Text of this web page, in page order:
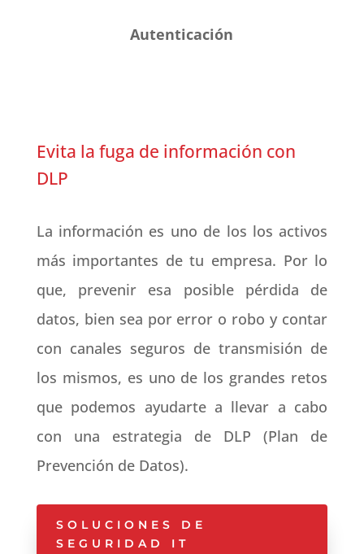
Autenticación
Evita la fuga de información con
DLP
La información es uno de los los activos
más importantes de tu empresa. Por lo
que, prevenir esa posible pérdida de
datos, bien sea por error o robo y contar
con canales seguros de transmisión de
los mismos, es uno de los grandes retos
que podemos ayudarte a llevar a cabo
con una estrategia de DLP (Plan de
Prevención de Datos).
SOLUCIONES DE
SEGURIDAD IT